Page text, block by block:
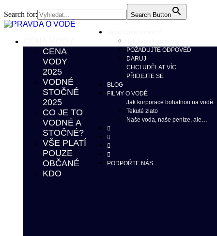
Search for: Search Button
POŽADUJTE ODPOVĚĎ
DARUJ
CHCI UDĚLAT VÍC
PŘIDEJTE SE
BLOG
FILMY O VODĚ
Jak korporace bohatnou na vodě
Tekuté zlato
Naše voda, naše peníze, ale…
PODPOŘTE NÁS
CENA
VODY
2025
VODNÉ
STOČNÉ
2025
CO JE TO
VODNÉ A
STOČNÉ?
VŠE PLATÍ
POUZE
OBČANÉ
KDO